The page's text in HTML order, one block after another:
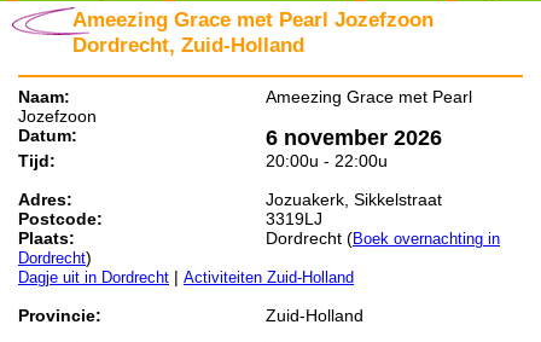
Ameezing Grace met Pearl Jozefzoon
Dordrecht, Zuid-Holland
Naam:
Ameezing Grace met Pearl
Jozefzoon
Datum:
6 november 2026
Tijd:
20:00u - 22:00u
Adres:
Jozuakerk, Sikkelstraat
Postcode:
3319LJ
Plaats:
Dordrecht (Boek overnachting in
Dordrecht)
Dagje uit in Dordrecht | Activiteiten Zuid-Holland
Provincie:
Zuid-Holland